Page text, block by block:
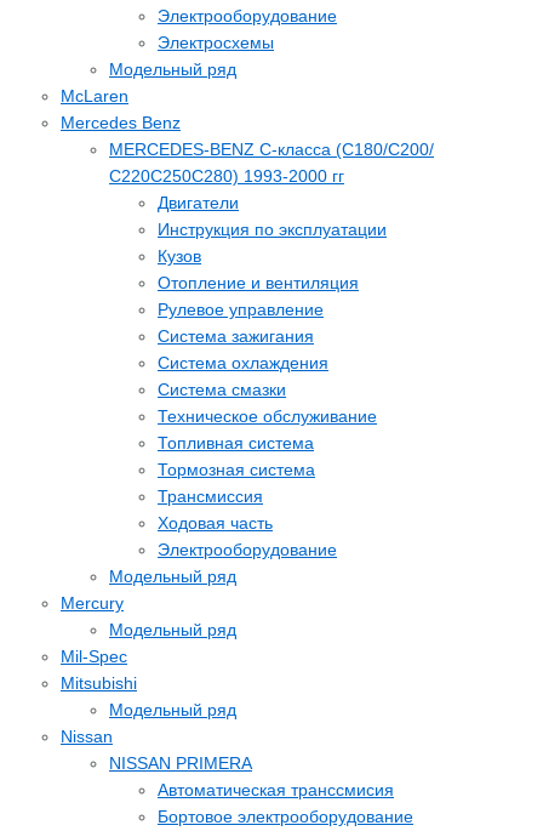
Электрооборудование
Электросхемы
Модельный ряд
McLaren
Mercedes Benz
MERCEDES-BENZ C-класса (С180/С200/
С220С250С280) 1993-2000 гг
Двигатели
Инструкция по эксплуатации
Кузов
Отопление и вентиляция
Рулевое управление
Система зажигания
Система охлаждения
Система смазки
Техническое обслуживание
Топливная система
Тормозная система
Трансмиссия
Ходовая часть
Электрооборудование
Модельный ряд
Mercury
Модельный ряд
Mil-Spec
Mitsubishi
Модельный ряд
Nissan
NISSAN PRIMERA
Автоматическая транссмисия
Бортовое электрооборудование